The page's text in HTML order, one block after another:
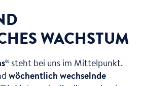
WACHSTUM
steht bei uns im Mittelpunkt.
wöchentlich wechselnde